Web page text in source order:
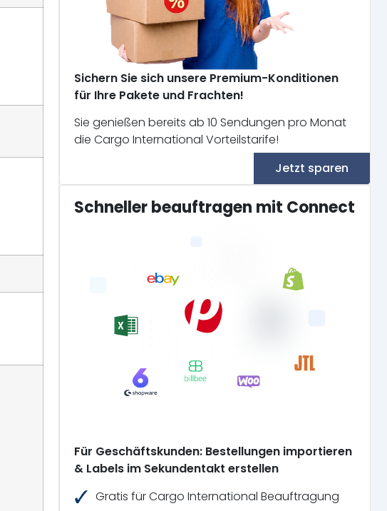
Sichern Sie sich unsere Premium-Konditionen
für Ihre Pakete und Frachten!
Sie genießen bereits ab 10 Sendungen pro Monat
die Cargo International Vorteilstarife!
Jetzt sparen
Schneller beauftragen mit Connect
Für Geschäftskunden: Bestellungen importieren
& Labels im Sekundentakt erstellen
Gratis für Cargo International Beauftragung